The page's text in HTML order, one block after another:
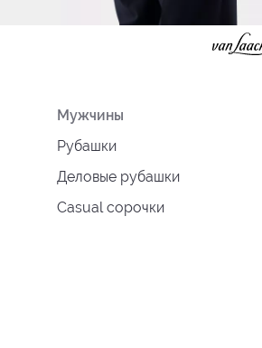
Мужчины
Рубашки
Деловые рубашки
Casual сорочки